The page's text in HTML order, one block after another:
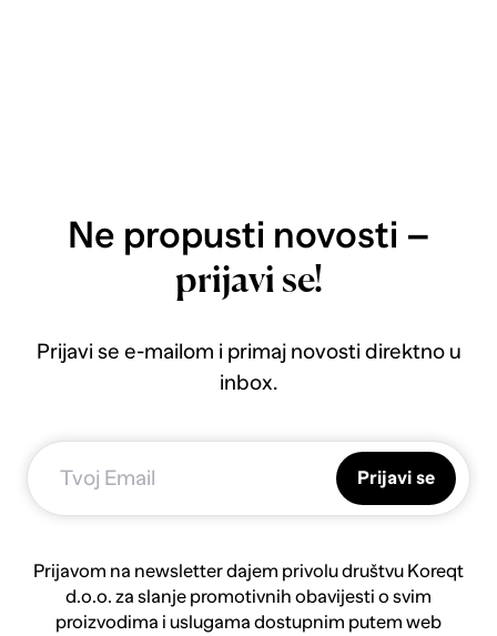
Ne propusti novosti –
prijavi se!
Prijavi se e-mailom i primaj novosti direktno u
inbox.
Prijavi se
Prijavom na newsletter dajem privolu društvu Koreqt
d.o.o. za slanje promotivnih obavijesti o svim
proizvodima i uslugama dostupnim putem web